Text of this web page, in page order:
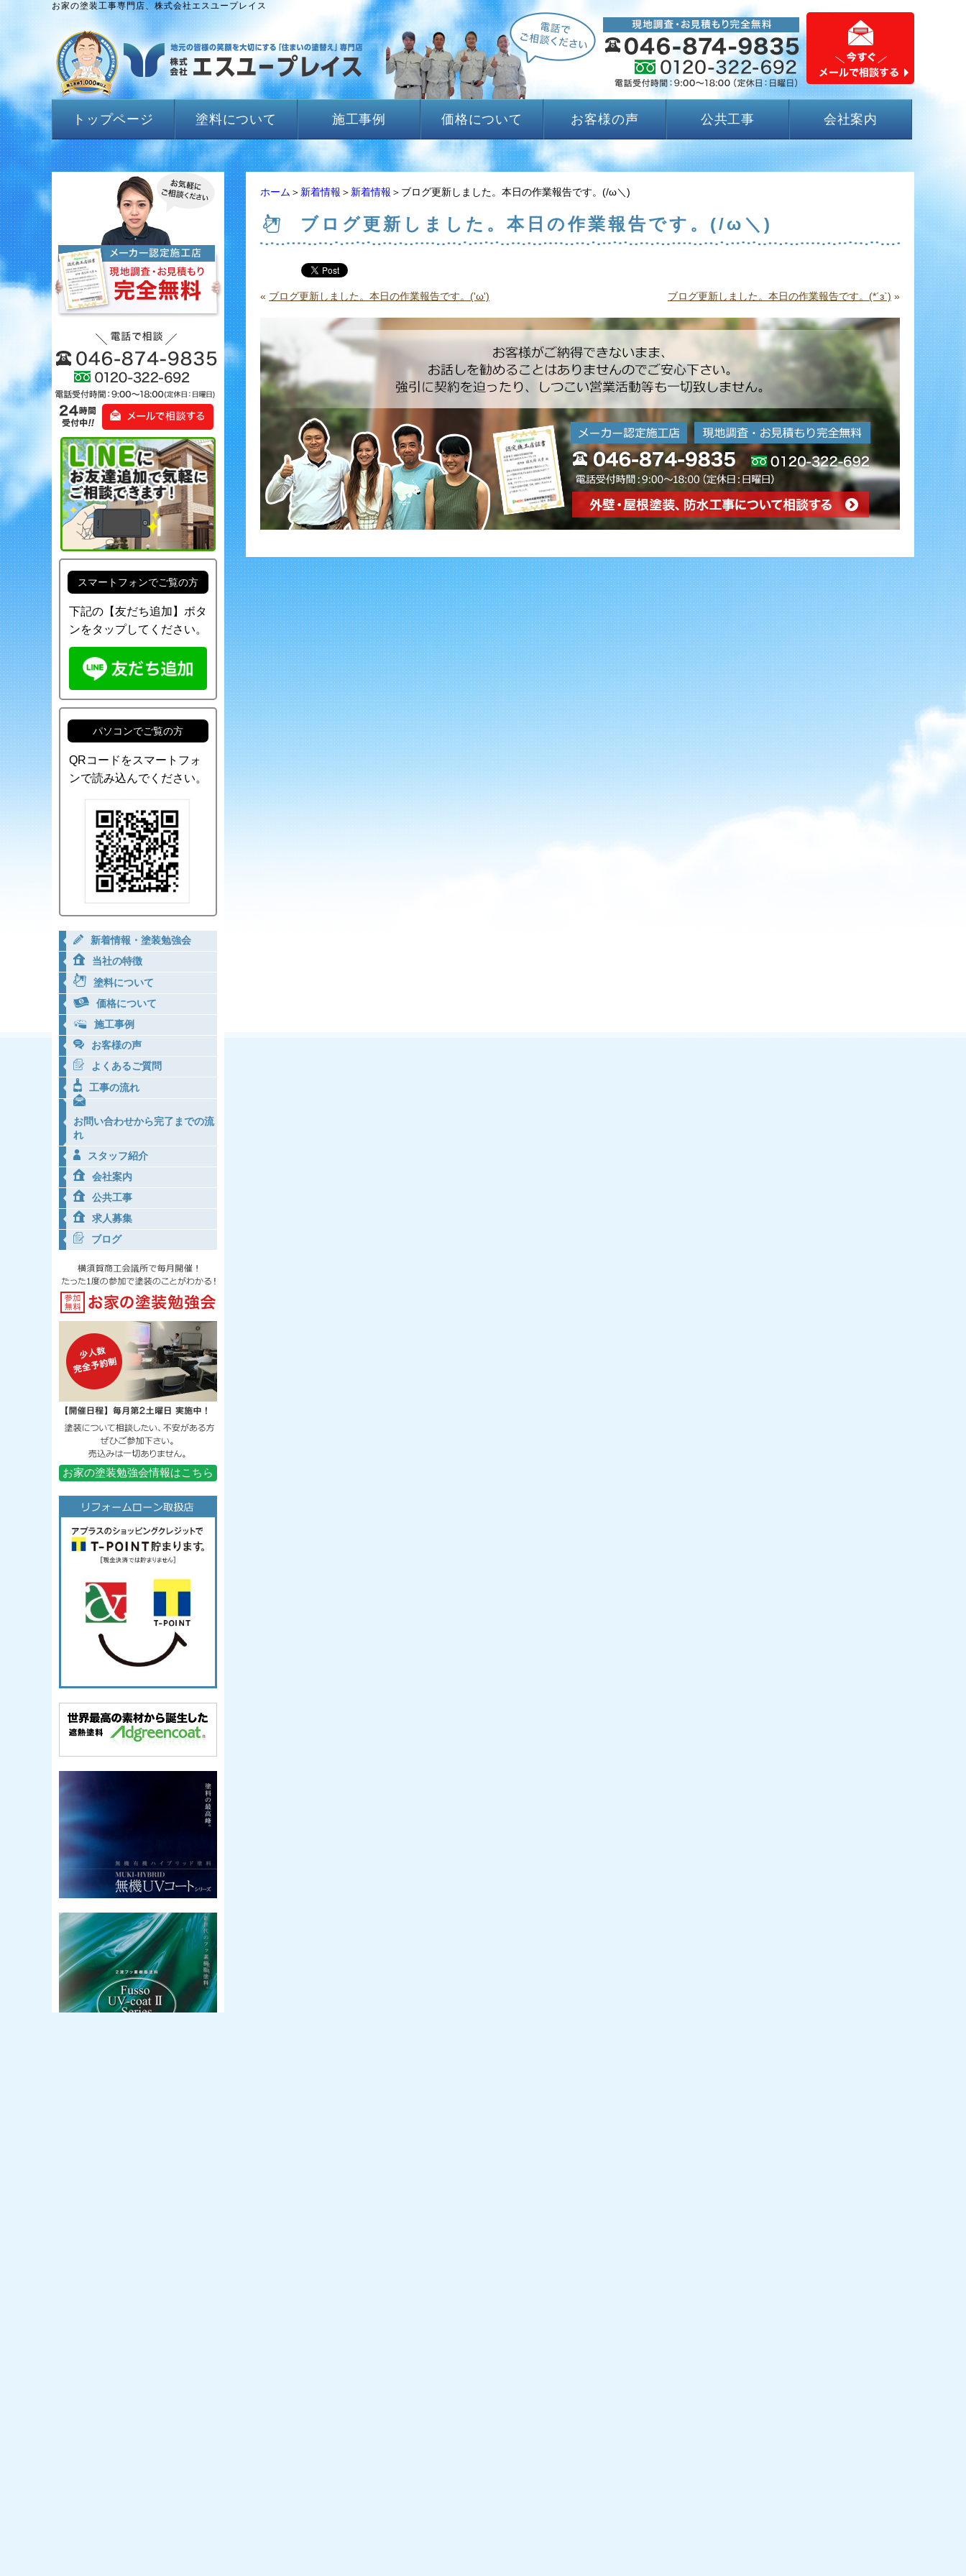
お家の塗装工事専門店、株式会社エスユープレイス
トップページ 塗料について 施工事例 価格について お客様の声 公共工事 会社案内
ホーム ＞ 新着情報 ＞ 新着情報 ＞ブログ更新しました。本日の作業報告です。(/ω＼)
ブログ更新しました。本日の作業報告です。(/ω＼)
« ブログ更新しました。本日の作業報告です。('ω') ブログ更新しました。本日の作業報告です。(*´з`) »
スマートフォンでご覧の方
下記の【友だち追加】ボタ
ンをタップしてください。
パソコンでご覧の方
QRコードをスマートフォ
ンで読み込んでください。
新着情報・塗装勉強会
当社の特徴
塗料について
価格について
施工事例
お客様の声
よくあるご質問
工事の流れ
お問い合わせから完了までの流
れ
スタッフ紹介
会社案内
公共工事
求人募集
ブログ
お家の塗装勉強会情報はこちら